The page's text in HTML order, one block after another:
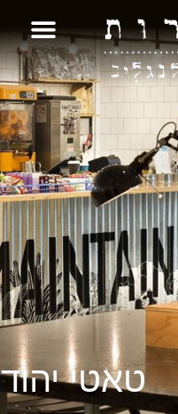
טאטי יהוד